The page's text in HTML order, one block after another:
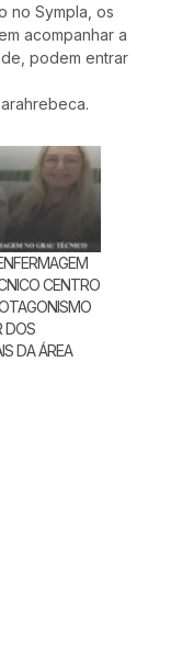
no Sympla, os
acompanhar a
podem entrar
CENTRO
DOS
DA ÁREA